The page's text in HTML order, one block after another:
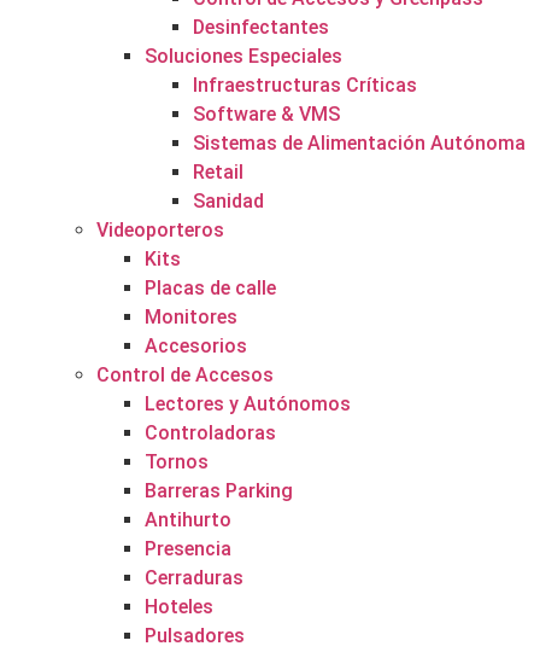
Desinfectantes
Soluciones Especiales
Infraestructuras Críticas
Software & VMS
Sistemas de Alimentación Autónoma
Retail
Sanidad
Videoporteros
Kits
Placas de calle
Monitores
Accesorios
Control de Accesos
Lectores y Autónomos
Controladoras
Tornos
Barreras Parking
Antihurto
Presencia
Cerraduras
Hoteles
Pulsadores